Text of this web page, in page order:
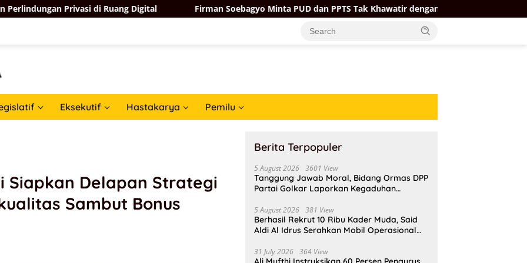
Privasi di Ruang Digital Firman Soebagyo Minta PUD dan PPTS Tak Khawatir dengan Kehadiran Koperasi Merah Putih
Eksekutif Hastakarya Pemilu
Siapkan Delapan Strategi
Sambut Bonus
Berita Terpopuler
5 August 2026 3601 View
Tanggung Jawab Moral, Bidang Ormas DPP
Partai Golkar Laporkan Kegaduhan
5 August 2026 381 View
Berhasil Rekrut 10 Ribu Kader Muda, Said
Aldi Al Idrus Serahkan Mobil Operasional
31 July 2026 364 View